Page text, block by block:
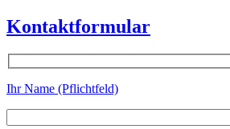
Kontaktformular
Ihr Name (Pflichtfeld)